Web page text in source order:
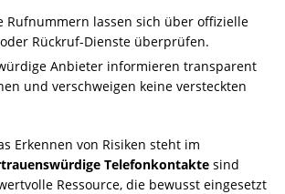
Rufnummern lassen sich über offizielle
Rückruf-Dienste überprüfen.
Anbieter informieren transparent
und verschweigen keine versteckten
Erkennen von Risiken steht im
Telefonkontakte sind
Ressource, die bewusst eingesetzt